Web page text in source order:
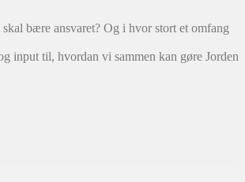
bære ansvaret? Og i hvor stort et omfang
input til, hvordan vi sammen kan gøre Jorden